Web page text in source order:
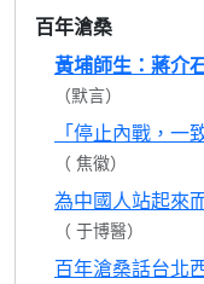
百年滄桑
黃埔師生：蔣介
（默言）
「停止內戰，一
（ 焦徽）
為中國人站起來
（ 于博醫）
百年滄桑話台北